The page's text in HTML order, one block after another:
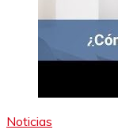
Noticias